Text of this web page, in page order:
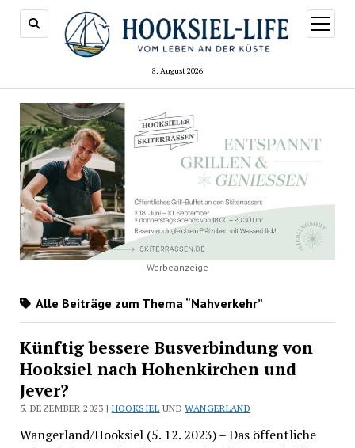
8. August 2026
Menü
öffnen
- Werbeanzeige -
Alle Beiträge zum Thema “Nahverkehr”
Künftig bessere Busverbindung von
Hooksiel nach Hohenkirchen und
Jever?
5. DEZEMBER 2023 | HOOKSIEL UNDWANGERLAND
Wangerland/Hooksiel (5. 12. 2023) – Das öffentliche